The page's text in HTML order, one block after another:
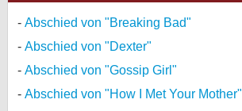
Abschied von "Breaking Bad"
Abschied von "Dexter"
Abschied von "Gossip Girl"
Abschied von "How I Met Your Mother"